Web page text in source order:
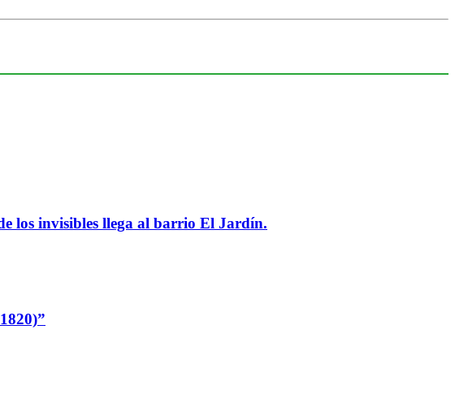
los invisibles llega al barrio El Jardín.